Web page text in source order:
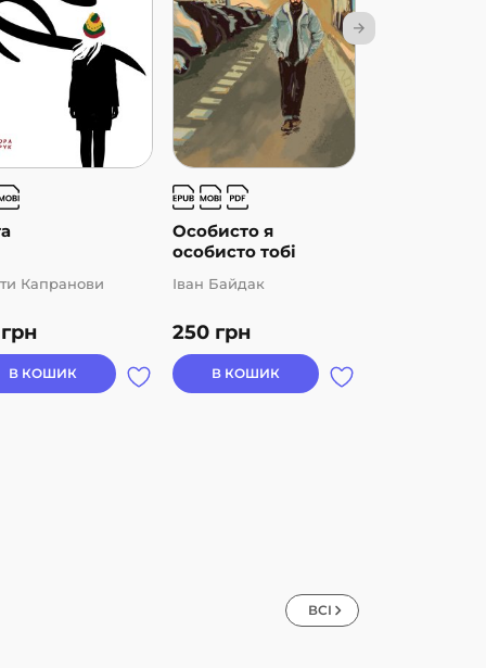
грн
Капранови
В КОШИК
Особисто я
особисто тобі
250 грн
Іван Байдак
В КОШИК
ВСІ